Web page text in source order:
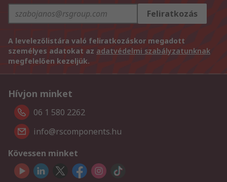
Feliratkozás
A levelezőlistára való feliratkozáskor megadott
személyes adatokat az adatvédelmi szabályzatunknak
megfelelően kezeljük.
Hívjon minket
06 1 580 2262
info@rscomponents.hu
Kövessen minket